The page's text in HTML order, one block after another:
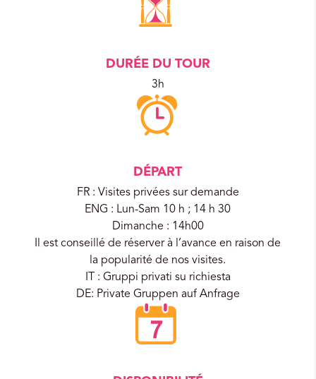
DURÉE DU TOUR
3h
DÉPART
FR : Visites privées sur demande
ENG : Lun-Sam 10 h ; 14 h 30
Dimanche : 14h00
Il est conseillé de réserver à l’avance en raison de
la popularité de nos visites.
IT : Gruppi privati su richiesta
DE: Private Gruppen auf Anfrage